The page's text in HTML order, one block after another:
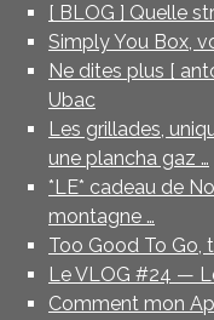
[ BLOG ] Quelle
Simply You Box,
Ne dites plus [
Ubac
Les grillades,
une plancha gaz …
*LE* cadeau de
montagne …
Too Good To Go,
Le VLOG #24 —
Comment mon